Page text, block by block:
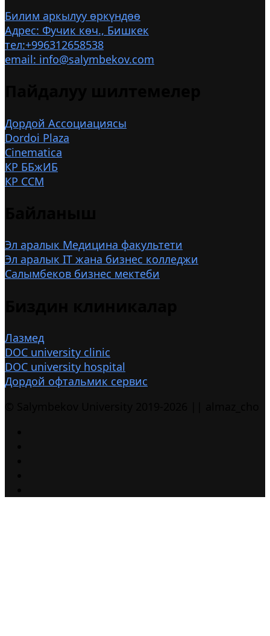
Билим аркылуу өркүндөө
Адрес: Фучик көч., Бишкек
тел:+996312658538
email: info@salymbekov.com
Дордой Ассоциациясы
Dordoi Plaza
Cinematica
КР ББжИБ
КР ССМ
Эл аралык Медицина факультети
Эл аралык IT жана бизнес колледжи
Салымбеков бизнес мектеби
Лазмед
DOC university clinic
DOC university hospital
Дордой офтальмик сервис